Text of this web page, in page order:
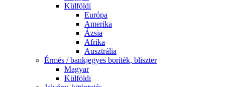
Külföldi
Európa
Amerika
Ázsia
Afrika
Ausztrália
Érmés / bankjegyes boríték, bliszter
Magyar
Külföldi